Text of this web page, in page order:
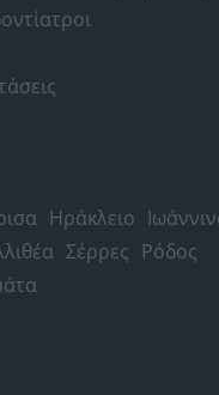
Ηράκλειο
Σέρρες Ρόδος